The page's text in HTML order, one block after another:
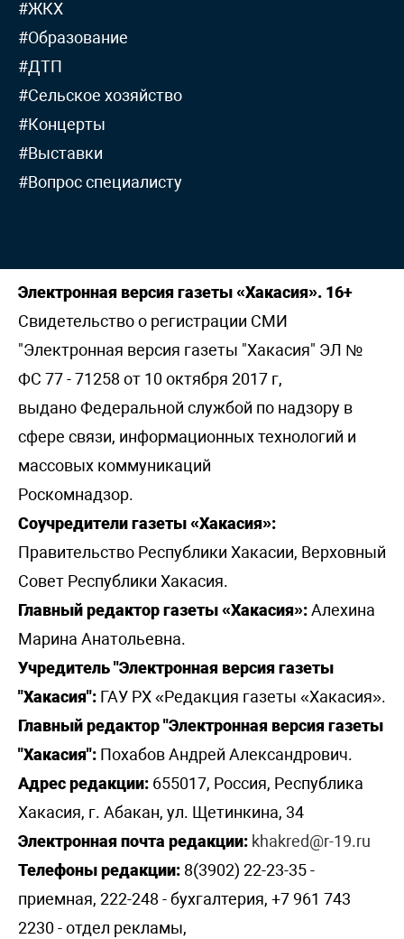
#ЖКХ
#Образование
#ДТП
#Сельское хозяйство
#Концерты
#Выставки
#Вопрос специалисту
Электронная версия газеты «Хакасия». 16+
Свидетельство о регистрации СМИ
"Электронная версия газеты "Хакасия" ЭЛ №
ФС 77 - 71258 от 10 октября 2017 г,
выдано Федеральной службой по надзору в
сфере связи, информационных технологий и
массовых коммуникаций
Роскомнадзор.
Соучредители газеты «Хакасия»:
Правительство Республики Хакасии, Верховный
Совет Республики Хакасия.
Главный редактор газеты «Хакасия»:Алехина
Марина Анатольевна.
Учредитель "Электронная версия газеты
"Хакасия": ГАУ РХ «Редакция газеты «Хакасия».
Главный редактор "Электронная версия газеты
"Хакасия": Похабов Андрей Александрович.
Адрес редакции: 655017, Россия, Республика
Хакасия, г. Абакан, ул. Щетинкина, 34
Электронная почта редакции: khakred@r-19.ru
Телефоны редакции: 8(3902) 22-23-35 -
приемная, 222-248 - бухгалтерия, +7 961 743
2230 - отдел рекламы,